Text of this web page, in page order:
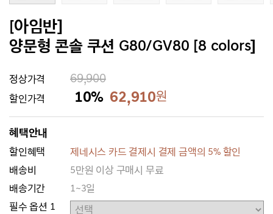
[아임반]
양문형 콘솔 쿠션 G80/GV80 [8 colors]
정상가격 69,900
할인가격 10% 62,910원
혜택안내
할인혜택
제네시스 카드 결제시 결제 금액의 5% 할인
배송비
5만원 이상 구매시 무료
배송기간
1~3일
필수 옵션 1